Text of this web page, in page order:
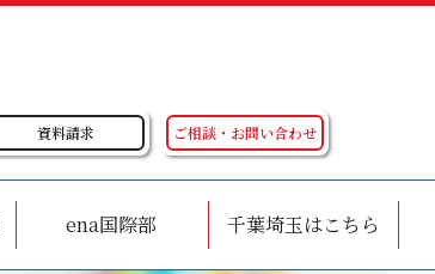
資料請求 ご相談・お問い合わせ
ena国際部 千葉埼玉はこちら